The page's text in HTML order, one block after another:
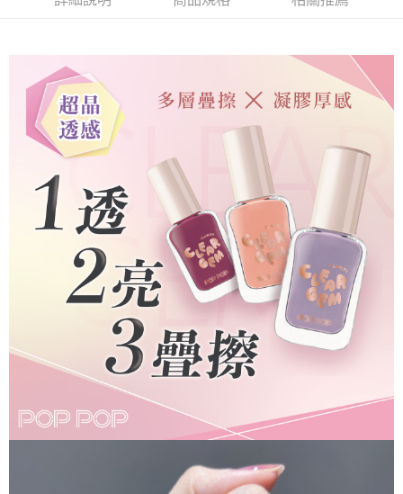
黑貓宅急便
每筆NT$100，滿NT$699(含以上)免運費